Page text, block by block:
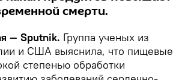
смерти.
— Sputnik. Группа ученых из
и США выяснила, что пищевые
степенью обработки